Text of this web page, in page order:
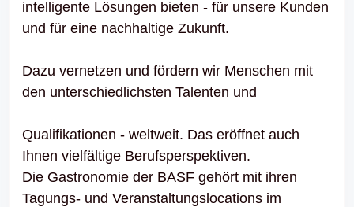
intelligente Lösungen bieten - für unsere Kunden
und für eine nachhaltige Zukunft.
Dazu vernetzen und fördern wir Menschen mit
den unterschiedlichsten Talenten und
Qualifikationen - weltweit. Das eröffnet auch
Ihnen vielfältige Berufsperspektiven.
Die Gastronomie der BASF gehört mit ihren
Tagungs- und Veranstaltungslocations im